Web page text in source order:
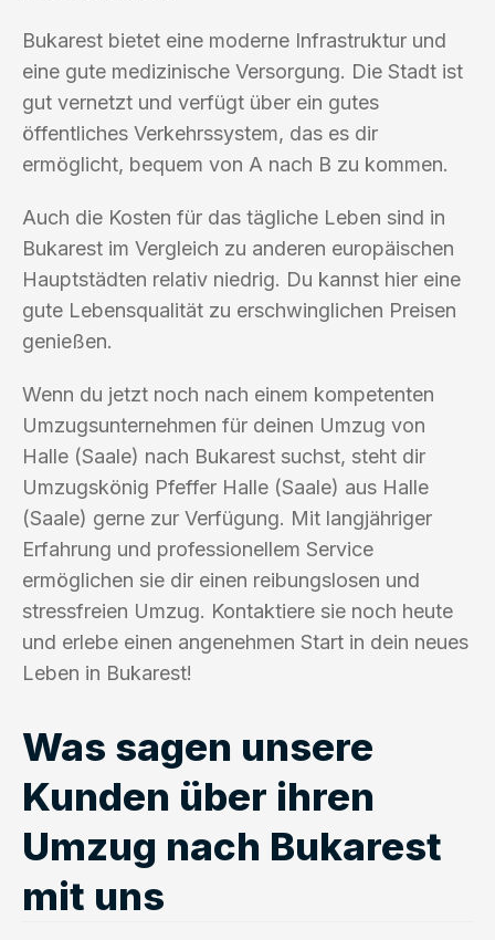
Bukarest bietet eine moderne Infrastruktur und
eine gute medizinische Versorgung. Die Stadt ist
gut vernetzt und verfügt über ein gutes
öffentliches Verkehrssystem, das es dir
ermöglicht, bequem von A nach B zu kommen.
Auch die Kosten für das tägliche Leben sind in
Bukarest im Vergleich zu anderen europäischen
Hauptstädten relativ niedrig. Du kannst hier eine
gute Lebensqualität zu erschwinglichen Preisen
genießen.
Wenn du jetzt noch nach einem kompetenten
Umzugsunternehmen für deinen Umzug von
Halle (Saale) nach Bukarest suchst, steht dir
Umzugskönig Pfeffer Halle (Saale) aus Halle
(Saale) gerne zur Verfügung. Mit langjähriger
Erfahrung und professionellem Service
ermöglichen sie dir einen reibungslosen und
stressfreien Umzug. Kontaktiere sie noch heute
und erlebe einen angenehmen Start in dein neues
Leben in Bukarest!
Was sagen unsere
Kunden über ihren
Umzug nach Bukarest
mit uns